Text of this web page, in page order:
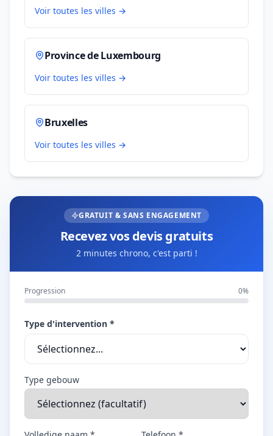
Voir toutes les villes →
Province de Luxembourg
Voir toutes les villes →
Bruxelles
Voir toutes les villes →
GRATUIT & SANS ENGAGEMENT
Recevez vos devis gratuits
2 minutes chrono, c'est parti !
Progression 0%
Type d'intervention *
Type gebouw